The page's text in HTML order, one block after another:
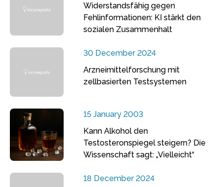
Widerstandsfähig gegen
Fehlinformationen: KI stärkt den
sozialen Zusammenhalt
30 December 2024
Arzneimittelforschung mit
zellbasierten Testsystemen
15 January 2003
Kann Alkohol den
Testosteronspiegel steigern? Die
Wissenschaft sagt: „Vielleicht“
18 December 2024